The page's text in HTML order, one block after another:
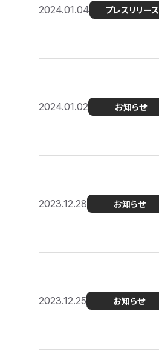
2024.01.04 プレスリリース
2024.01.02 お知らせ
2023.12.28 お知らせ
2023.12.25 お知らせ